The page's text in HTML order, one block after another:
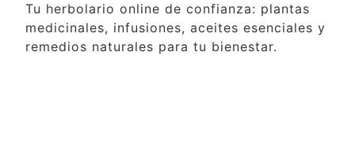
Tu herbolario online de confianza: plantas
medicinales, infusiones, aceites esenciales y
remedios naturales para tu bienestar.